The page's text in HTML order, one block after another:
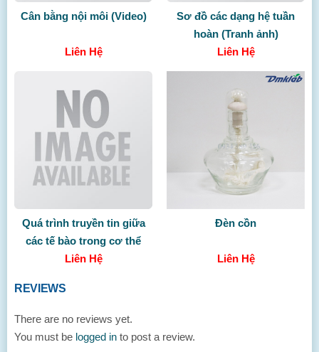
Cân bằng nội môi (Video)
Liên Hệ
Sơ đồ các dạng hệ tuần
hoàn (Tranh ảnh)
Liên Hệ
Quá trình truyền tin giữa
các tế bào trong cơ thể
(Video)
Liên Hệ
Đèn cồn
Liên Hệ
REVIEWS
There are no reviews yet.
You must be logged in to post a review.